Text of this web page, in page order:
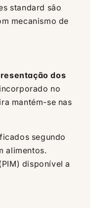
standard são
mecanismo de
dos
no
mantém-se nas
segundo
alimentos.
disponível a